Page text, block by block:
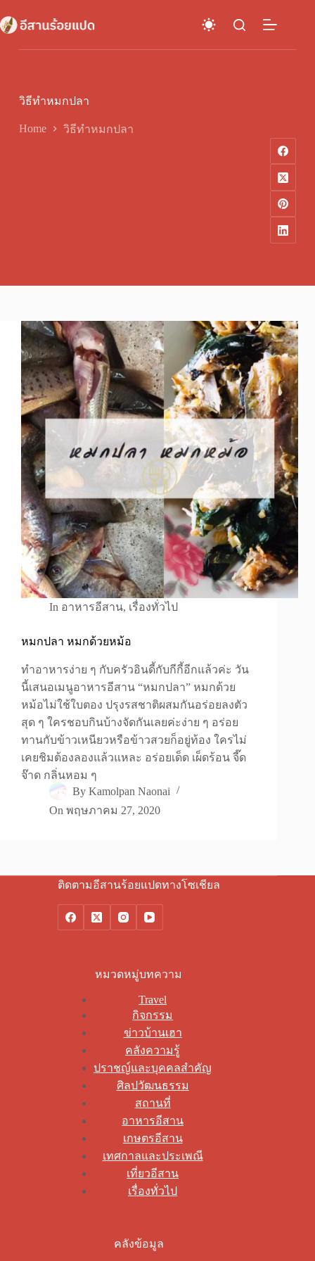
to
content
วิธีทำหมกปลา
Home วิธีทำหมกปลา
In อาหารอีสาน, เรื่องทั่วไป
หมกปลา หมกด้วยหม้อ
ทำอาหารง่าย ๆ กับครัวอินดี้กับกีกี้อีกแล้วค่ะ วัน
นี้เสนอเมนูอาหารอีสาน “หมกปลา” หมกด้วย
หม้อไม่ใช้ใบตอง ปรุงรสชาติผสมกันอร่อยลงตัว
สุด ๆ ใครชอบกินบ้างจัดกันเลยค่ะง่าย ๆ อร่อย
ทานกับข้าวเหนียวหรือข้าวสวยก็อยู่ท้อง ใครไม่
เคยชิมต้องลองแล้วแหละ อร่อยเด็ด เผ็ดร้อน จี๊ด
จ๊าด กลิ่นหอม ๆ
By Kamolpan Naonai
On พฤษภาคม 27, 2020
ติดตามอีสานร้อยแปดทางโซเชียล
หมวดหมู่บทความ
Travel
กิจกรรม
ข่าวบ้านเฮา
คลังความรู้
ปราชญ์และบุคคลสำคัญ
ศิลปวัฒนธรรม
สถานที่
อาหารอีสาน
เกษตรอีสาน
เทศกาลและประเพณี
เที่ยวอีสาน
เรื่องทั่วไป
คลังข้อมูล